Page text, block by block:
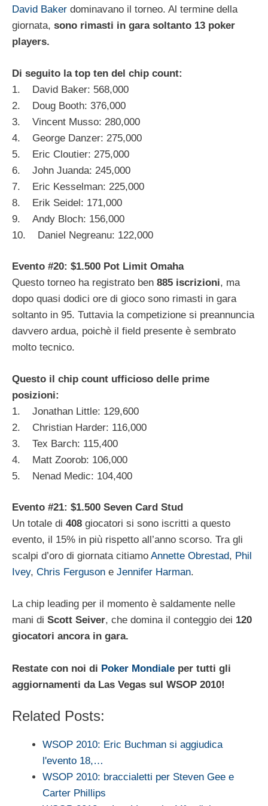
David Baker dominavano il torneo. Al termine della
giornata, sono rimasti in gara soltanto 13 poker
players.
Di seguito la top ten del chip count:
1. David Baker: 568,000
2. Doug Booth: 376,000
3. Vincent Musso: 280,000
4. George Danzer: 275,000
5. Eric Cloutier: 275,000
6. John Juanda: 245,000
7. Eric Kesselman: 225,000
8. Erik Seidel: 171,000
9. Andy Bloch: 156,000
10. Daniel Negreanu: 122,000
Evento #20: $1.500 Pot Limit Omaha
Questo torneo ha registrato ben 885 iscrizioni, ma
dopo quasi dodici ore di gioco sono rimasti in gara
soltanto in 95. Tuttavia la competizione si preannuncia
davvero ardua, poichè il field presente è sembrato
molto tecnico.
Questo il chip count ufficioso delle prime
posizioni:
1. Jonathan Little: 129,600
2. Christian Harder: 116,000
3. Tex Barch: 115,400
4. Matt Zoorob: 106,000
5. Nenad Medic: 104,400
Evento #21: $1.500 Seven Card Stud
Un totale di 408 giocatori si sono iscritti a questo
evento, il 15% in più rispetto all’anno scorso. Tra gli
scalpi d’oro di giornata citiamo Annette Obrestad, Phil
Ivey, Chris Ferguson e Jennifer Harman.
La chip leading per il momento è saldamente nelle
mani di Scott Seiver, che domina il conteggio dei 120
giocatori ancora in gara.
Restate con noi di Poker Mondiale per tutti gli
aggiornamenti da Las Vegas sul WSOP 2010!
Related Posts:
WSOP 2010: Eric Buchman si aggiudica
l'evento 18,…
WSOP 2010: braccialetti per Steven Gee e
Carter Phillips